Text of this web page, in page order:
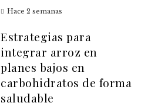
Hace 2 semanas
Estrategias para
integrar arroz en
planes bajos en
carbohidratos de forma
saludable